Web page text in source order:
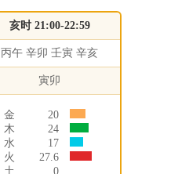
亥时 21:00-22:59
丙午 辛卯 壬寅 辛亥
寅卯
金
20
木
24
水
17
火
27.6
土
0